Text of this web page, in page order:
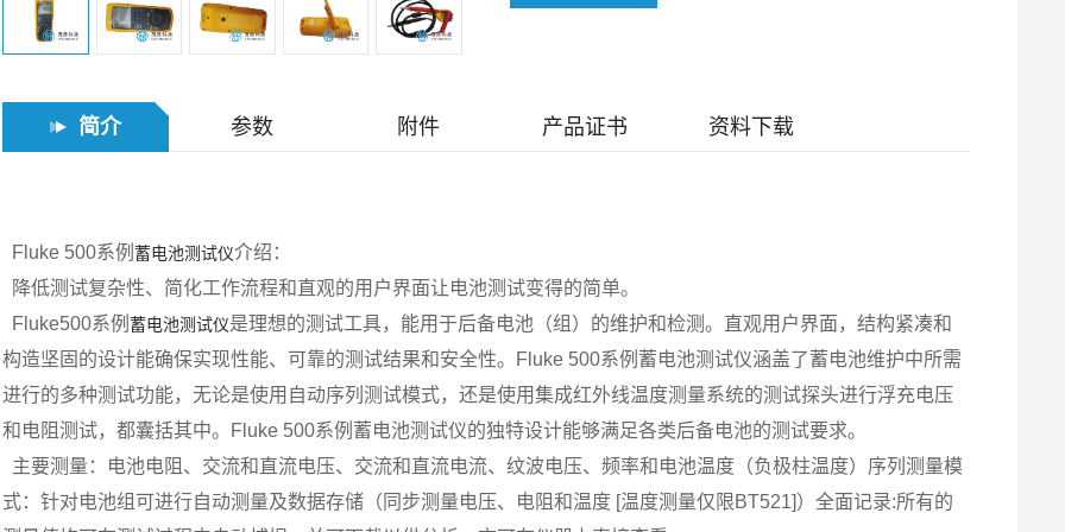
简介 参数 附件 产品证书 资料下载
Fluke 500系例蓄电池测试仪介绍：
降低测试复杂性、简化工作流程和直观的用户界面让电池测试变得的简单。
Fluke500系例蓄电池测试仪是理想的测试工具，能用于后备电池（组）的维护和检测。直观用户界面，结构紧凑和
构造坚固的设计能确保实现性能、可靠的测试结果和安全性。Fluke 500系例蓄电池测试仪涵盖了蓄电池维护中所需
进行的多种测试功能，无论是使用自动序列测试模式，还是使用集成红外线温度测量系统的测试探头进行浮充电压
和电阻测试，都囊括其中。Fluke 500系例蓄电池测试仪的独特设计能够满足各类后备电池的测试要求。
主要测量：电池电阻、交流和直流电压、交流和直流电流、纹波电压、频率和电池温度（负极柱温度）序列测量模
式：针对电池组可进行自动测量及数据存储（同步测量电压、电阻和温度 [温度测量仅限BT521]）全面记录:所有的